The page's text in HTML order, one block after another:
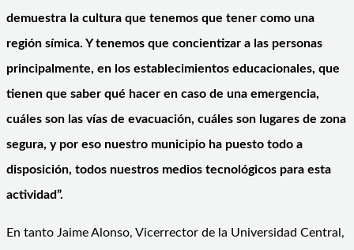
demuestra la cultura que tenemos que tener como una
región símica. Y tenemos que concientizar a las personas
principalmente, en los establecimientos educacionales, que
tienen que saber qué hacer en caso de una emergencia,
cuáles son las vías de evacuación, cuáles son lugares de zona
segura, y por eso nuestro municipio ha puesto todo a
disposición, todos nuestros medios tecnológicos para esta
actividad”.
En tanto Jaime Alonso, Vicerrector de la Universidad Central,